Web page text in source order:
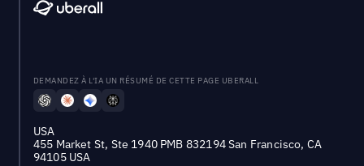
DEMANDEZ À L'IA UN RÉSUMÉ DE CETTE PAGE UBERALL
USA
455 Market St, Ste 1940 PMB 832194 San Francisco, CA
94105 USA